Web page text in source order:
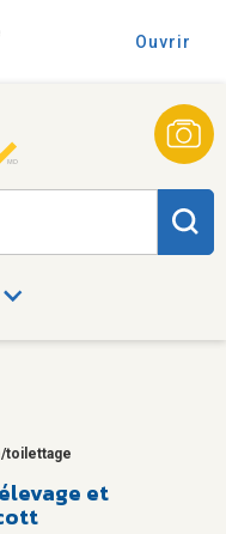
Ouvrir
toilettage
et